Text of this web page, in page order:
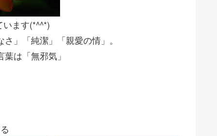
ます(*^^*)
」「純潔」「親愛の情」。
は「無邪気」